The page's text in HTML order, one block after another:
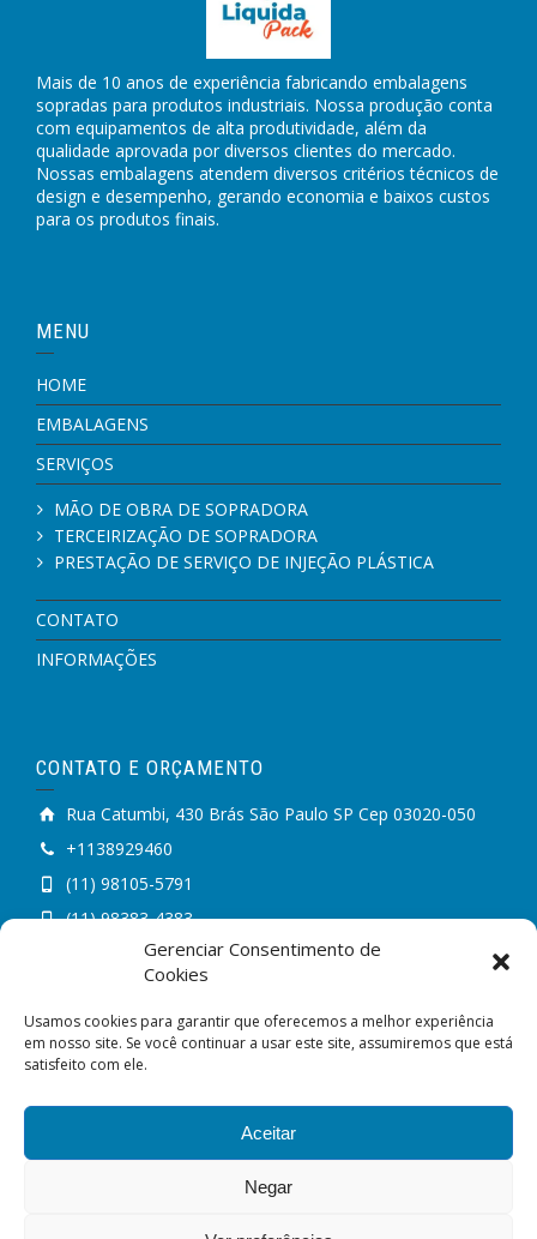
Gerenciar Consentimento de
Cookies
Usamos cookies para garantir que oferecemos a melhor experiência
em nosso site. Se você continuar a usar este site, assumiremos que está
satisfeito com ele.
Aceitar
Negar
Mais de 10 anos de experiência fabricando embalagens
sopradas para produtos industriais. Nossa produção conta
com equipamentos de alta produtividade, além da
qualidade aprovada por diversos clientes do mercado.
Nossas embalagens atendem diversos critérios técnicos de
design e desempenho, gerando economia e baixos custos
para os produtos finais.
MENU
HOME
EMBALAGENS
SERVIÇOS
MÃO DE OBRA DE SOPRADORA
TERCEIRIZAÇÃO DE SOPRADORA
PRESTAÇÃO DE SERVIÇO DE INJEÇÃO PLÁSTICA
CONTATO
INFORMAÇÕES
CONTATO E ORÇAMENTO
Rua Catumbi, 430 Brás São Paulo SP Cep 03020-050
+1138929460
(11) 98105-5791
(11) 98383-4383
contato@liquidapack.com.br
Encontre-nos no mapa
Whatsapp Link
Copyright © Liquida Pack Fábrica de Embalagens de